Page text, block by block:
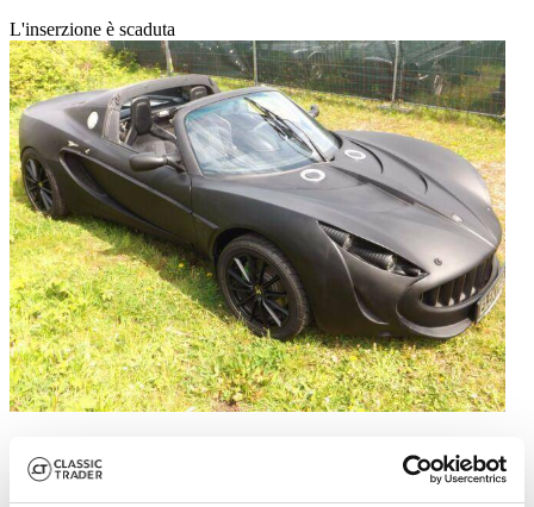
L'inserzione è scaduta
2007 | PG Elektrus